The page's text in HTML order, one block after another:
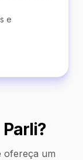
e
ofereça um